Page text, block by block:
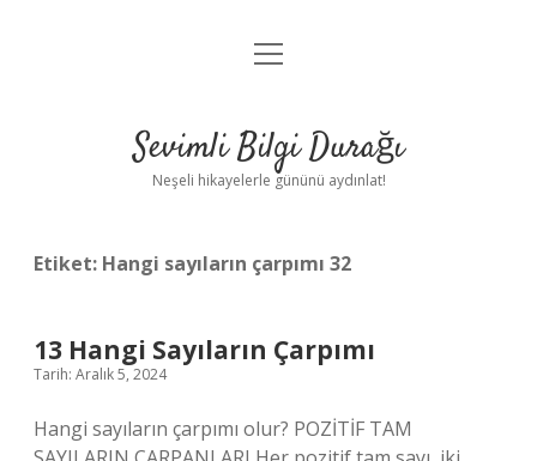
Anasayfa
Yasal Uyarı
menüyü
Sevimli Bilgi Durağı
Neşeli hikayelerle gününü aydınlat!
Etiket: Hangi sayıların çarpımı 32
13 Hangi Sayıların Çarpımı
Tarih: Aralık 5, 2024
Hangi sayıların çarpımı olur? POZİTİF TAM